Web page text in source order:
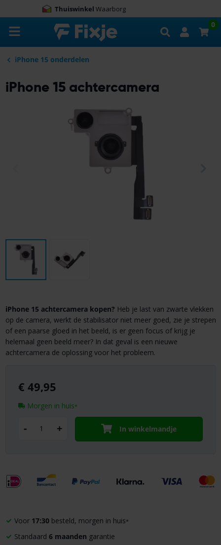
9.0
0
iPhone 15 onderdelen
iPhone 15 achtercamera
Voor 17:30besteld, morgen in huis*
Standaard 6 maanden garantie
iPhone 15 achtercamera kopen? Heb je last van zwarte vlekken
op de camera, werkt de stabilisator niet meer goed, zie je strepen
of een paarse gloed in het beeld, is er geen focus of krijg je
helemaal geen beeld meer? In dat geval is een nieuwe
achtercamera de oplossing voor het probleem.
€ 49,95
Morgen in huis*
- + In winkelmandje